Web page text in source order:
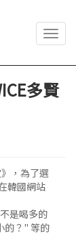
多賢
，為了選
韓國網站
是喝多的
的？" 等的